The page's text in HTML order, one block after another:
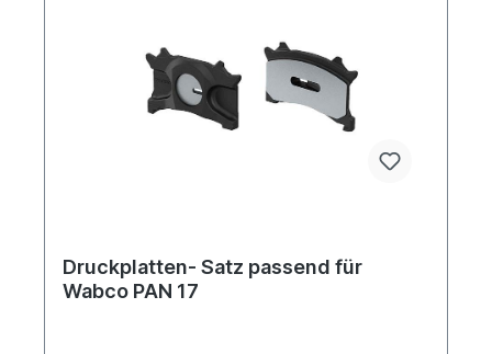
Druckplatten- Satz passend für
Wabco PAN 17